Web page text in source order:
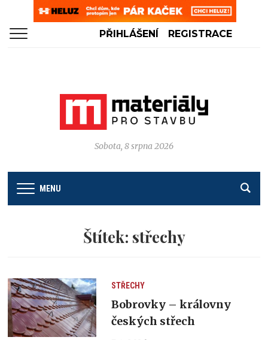
PŘIHLÁŠENÍ REGISTRACE
Sobota, 8 srpna 2026
MENU
Štítek: střechy
STŘECHY
Bobrovky – královny
českých střech